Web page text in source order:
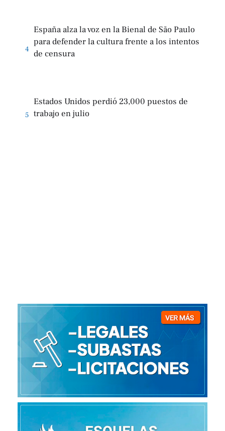
4
España alza la voz en la Bienal de São Paulo
para defender la cultura frente a los intentos
de censura
5
Estados Unidos perdió 23,000 puestos de
trabajo en julio